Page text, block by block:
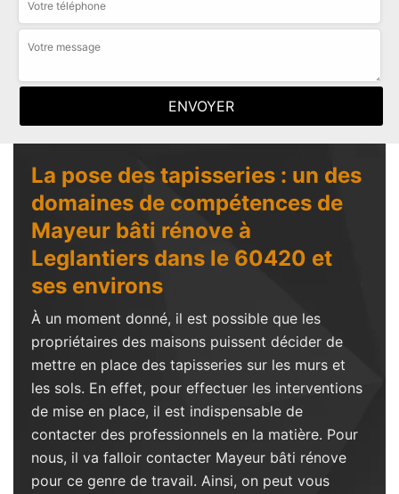
La pose des tapisseries : un des
domaines de compétences de
Mayeur bâti rénove à
Leglantiers dans le 60420 et
ses environs
À un moment donné, il est possible que les
propriétaires des maisons puissent décider de
mettre en place des tapisseries sur les murs et
les sols. En effet, pour effectuer les interventions
de mise en place, il est indispensable de
contacter des professionnels en la matière. Pour
nous, il va falloir contacter Mayeur bâti rénove
pour ce genre de travail. Ainsi, on peut vous